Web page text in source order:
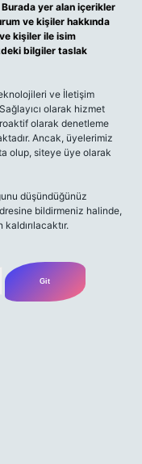
Burada yer alan içerikler
ve kişiler hakkında
kişiler ile isim
bilgiler taslak
ve İletişim
olarak hizmet
olarak denetleme
Ancak, üyelerimiz
olup, siteye üye olarak
düşündüğünüz
bildirmeniz halinde,